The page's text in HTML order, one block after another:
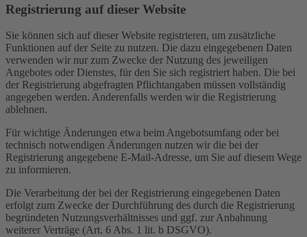
Registrierung auf dieser Website
Sie können sich auf dieser Website registrieren, um zusätzliche
Funktionen auf der Seite zu nutzen. Die dazu eingegebenen Daten
verwenden wir nur zum Zwecke der Nutzung des jeweiligen
Angebotes oder Dienstes, für den Sie sich registriert haben. Die bei
der Registrierung abgefragten Pflichtangaben müssen vollständig
angegeben werden. Anderenfalls werden wir die Registrierung
ablehnen.
Für wichtige Änderungen etwa beim Angebotsumfang oder bei
technisch notwendigen Änderungen nutzen wir die bei der
Registrierung angegebene E-Mail-Adresse, um Sie auf diesem Wege
zu informieren.
Die Verarbeitung der bei der Registrierung eingegebenen Daten
erfolgt zum Zwecke der Durchführung des durch die Registrierung
begründeten Nutzungsverhältnisses und ggf. zur Anbahnung
weiterer Verträge (Art. 6 Abs. 1 lit. b DSGVO).